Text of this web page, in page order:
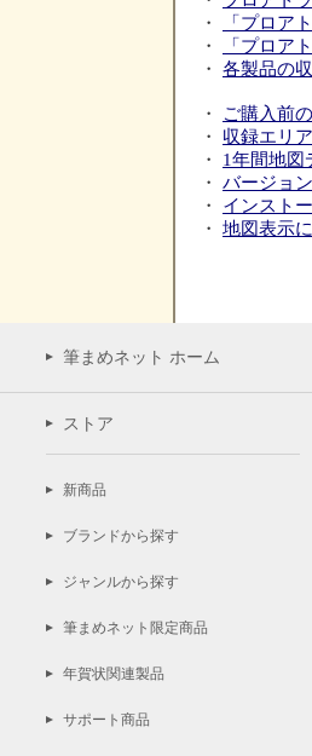
・
「プロア
・
「プロア
・ 各製品の
・
ご購入前
・ 収録エリ
・ 1年間地図
・ バージョ
・ インスト
・ 地図表示
筆まめネット ホーム
ストア
新商品
ブランドから探す
ジャンルから探す
筆まめネット限定商品
年賀状関連製品
サポート商品